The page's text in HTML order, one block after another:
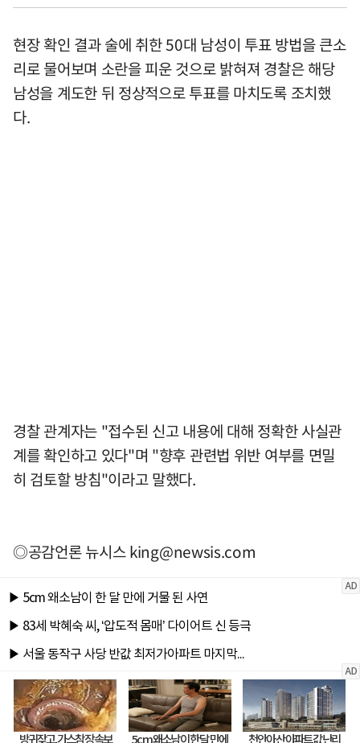
현장 확인 결과 술에 취한 50대 남성이 투표 방법을 큰소
리로 물어보며 소란을 피운 것으로 밝혀져 경찰은 해당
남성을 계도한 뒤 정상적으로 투표를 마치도록 조치했
다.
경찰 관계자는 "접수된 신고 내용에 대해 정확한 사실관
계를 확인하고 있다"며 "향후 관련법 위반 여부를 면밀
히 검토할 방침"이라고 말했다.
◎공감언론 뉴시스king@newsis.com